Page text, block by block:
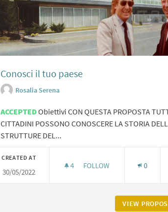
Conosci il tuo paese
Rosalia Serena
ACCEPTEDObiettivi CON QUESTA PROPOSTA
CITTADINI POSSONO CONOSCERE LA STORIA
STRUTTURE DEL...
CREATED AT
30/05/2022
4 4 FOLLOWERS
FOLLOW 0
VIEW